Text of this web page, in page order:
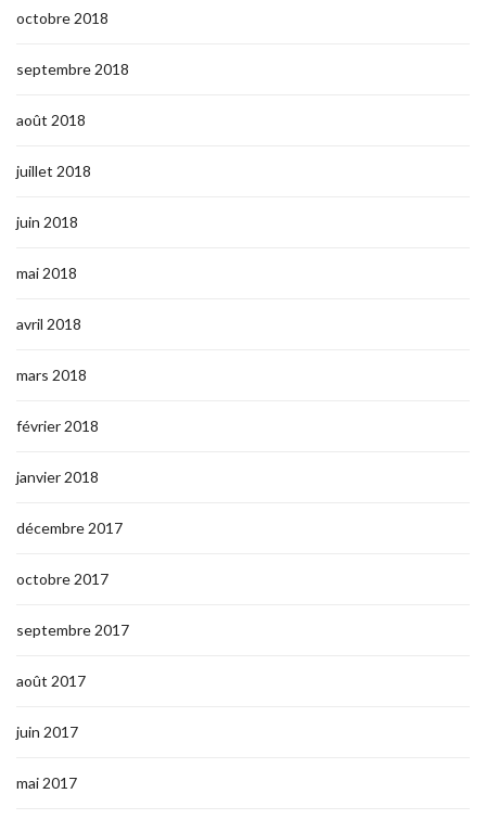
octobre 2018
septembre 2018
août 2018
juillet 2018
juin 2018
mai 2018
avril 2018
mars 2018
février 2018
janvier 2018
décembre 2017
octobre 2017
septembre 2017
août 2017
juin 2017
mai 2017